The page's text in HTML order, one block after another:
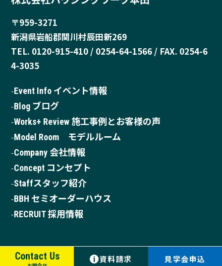
〒959-3271
新潟県岩船郡関川村辰田新269
TEL. 0120-915-410 / 0254-64-1566 / FAX. 0254-6
4-3035
Event Info イベント情報
Blog ブログ
Works+ Review 施工事例とお客様の声
Model Room モデルルーム
Company 会社情報
Concept コンセプト
Staffスタッフ紹介
BBH セミオーダーハウス
RECRUIT 採用情報
Contact Us i 資料請求 見学会申込